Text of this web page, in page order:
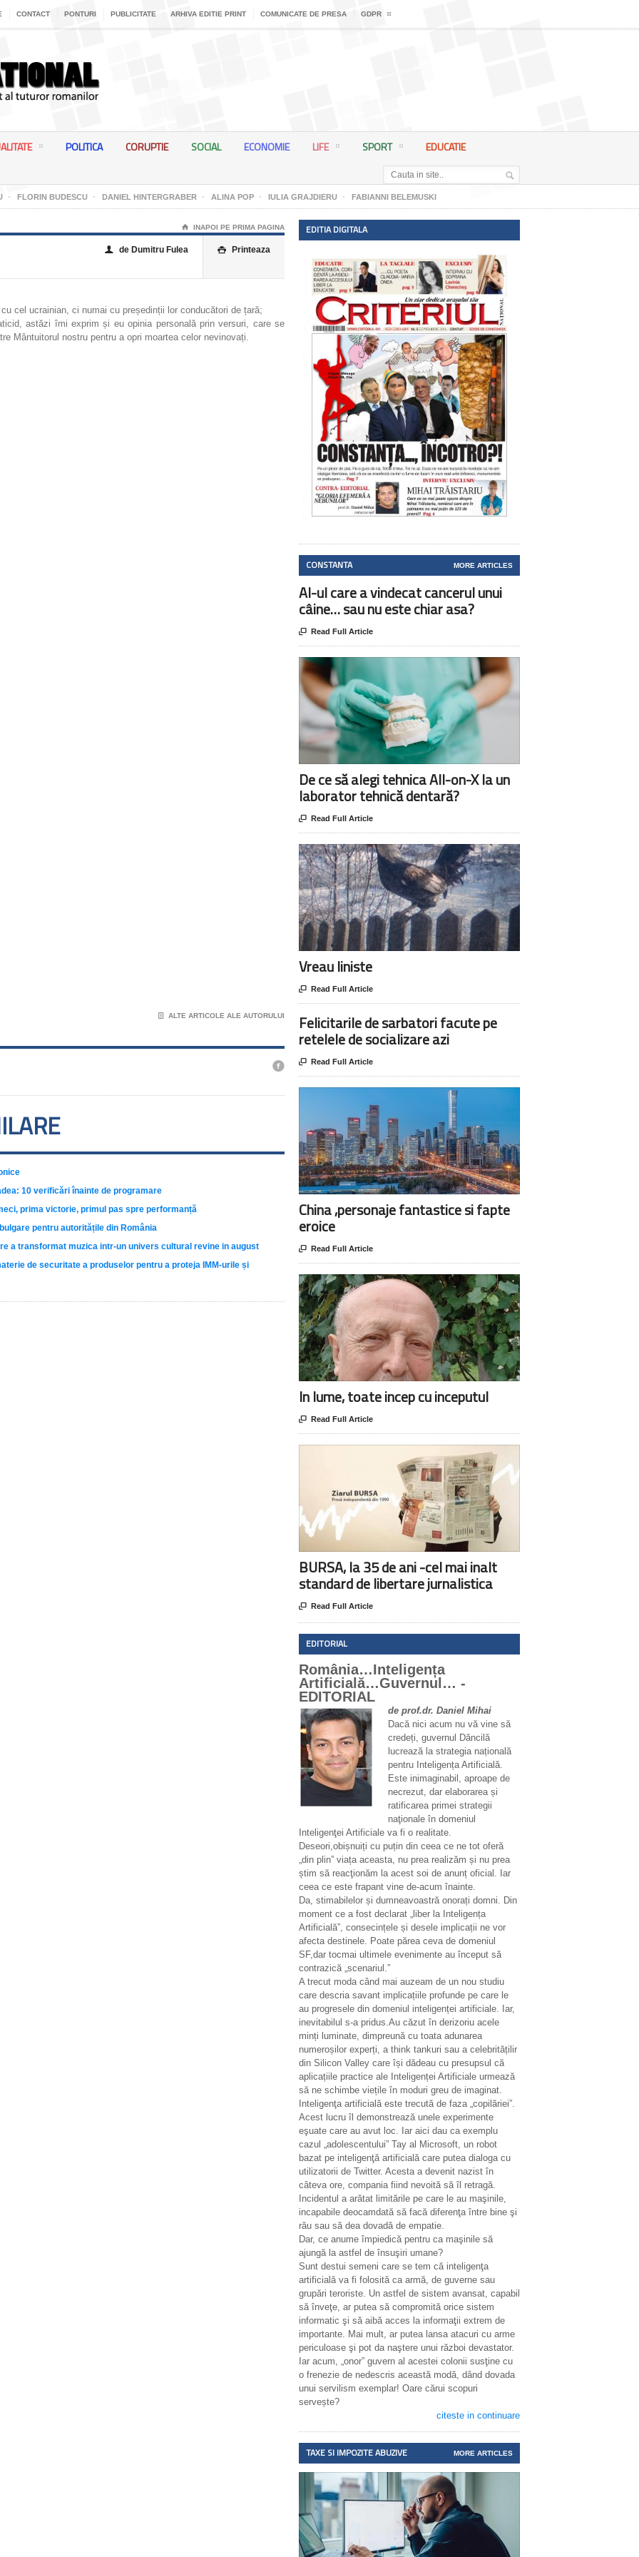
CONTACT PONTURI PUBLICITATE ARHIVA EDITIE PRINT COMUNICATE DE PRESA GDPR
POLITICA CORUPTIE SOCIAL ECONOMIE LIFE SPORT EDUCATIE
FLORIN BUDESCU DANIEL HINTERGRABER ALINA POP IULIA GRAJDIERU FABIANNI BELEMUSKI
⌂ INAPOI PE PRIMA PAGINA
 Printeaza
👤 de Dumitru Fulea
cel ucrainian, ci numai cu președinții lor conducători de țară;
astăzi îmi exprim și eu opinia personală prin versuri, care se
Mântuitorul nostru pentru a opri moartea celor nevinovați.
📄 ALTE ARTICOLE ALE AUTORULUI

10 verificări înainte de programare
prima victorie, primul pas spre performanță
pentru autoritățile din România
a transformat muzica intr-un univers cultural revine in august
de securitate a produselor pentru a proteja IMM-urile și
EDITIA DIGITALA
CONSTANTA MORE ARTICLES
AI-ul care a vindecat cancerul unui
câine… sau nu este chiar asa?
 Read Full Article
De ce să alegi tehnica All-on-X la un
laborator tehnică dentară?
 Read Full Article
Vreau liniste
 Read Full Article
Felicitarile de sarbatori facute pe
retelele de socializare azi
 Read Full Article
China ,personaje fantastice si fapte
eroice
 Read Full Article
In lume, toate incep cu inceputul
 Read Full Article
BURSA, la 35 de ani -cel mai inalt
standard de libertare jurnalistica
 Read Full Article
EDITORIAL
România…Inteligența
Artificială…Guvernul… -
EDITORIAL
de prof.dr. Daniel Mihai
Dacă nici acum nu vă vine să
credeți, guvernul Dăncilă
lucrează la strategia națională
pentru Inteligența Artificială.
Este inimaginabil, aproape de
necrezut, dar elaborarea și
ratificarea primei strategii
naţionale în domeniul
Inteligenţei Artificiale va fi o realitate.
Deseori,obișnuiți cu puțin din ceea ce ne tot oferă
„din plin” viața aceasta, nu prea realizăm și nu prea
știm să reacţionăm la acest soi de anunț oficial. Iar
ceea ce este frapant vine de-acum înainte.
Da, stimabilelor și dumneavoastră onorați domni. Din
moment ce a fost declarat „liber la Inteligența
Artificială”, consecințele și desele implicații ne vor
afecta destinele. Poate părea ceva de domeniul
SF,dar tocmai ultimele evenimente au început să
contrazică „scenariul.”
A trecut moda când mai auzeam de un nou studiu
care descria savant implicațiile profunde pe care le
au progresele din domeniul inteligenței artificiale. Iar,
inevitabilul s-a pridus.Au căzut în derizoriu acele
minți luminate, dimpreună cu toata adunarea
numeroșilor experți, a think tankuri sau a celebritățilir
din Silicon Valley care își dădeau cu presupsul că
aplicațiile practice ale Inteligenței Artificiale urmează
să ne schimbe viețile în moduri greu de imaginat.
Inteligenţa artificială este trecută de faza „copilăriei”.
Acest lucru îl demonstrează unele experimente
eşuate care au avut loc. Iar aici dau ca exemplu
cazul „adolescentului” Tay al Microsoft, un robot
bazat pe inteligenţă artificială care putea dialoga cu
utilizatorii de Twitter. Acesta a devenit nazist în
câteva ore, compania fiind nevoită să îl retragă.
Incidentul a arătat limitările pe care le au maşinile,
incapabile deocamdată să facă diferenţa între bine şi
rău sau să dea dovadă de empatie.
Dar, ce anume împiedică pentru ca maşinile să
ajungă la astfel de însuşiri umane?
Sunt destui semeni care se tem că inteligenţa
artificială va fi folosită ca armă, de guverne sau
grupări teroriste. Un astfel de sistem avansat, capabil
să înveţe, ar putea să compromită orice sistem
informatic şi să aibă acces la informaţii extrem de
importante. Mai mult, ar putea lansa atacuri cu arme
periculoase şi pot da naştere unui război devastator.
Iar acum, „onor” guvern al acestei colonii susţine cu
o frenezie de nedescris această modă, dând dovada
unui servilism exemplar! Oare cărui scopuri
servește?
citeste in continuare
TAXE SI IMPOZITE ABUZIVE MORE ARTICLES